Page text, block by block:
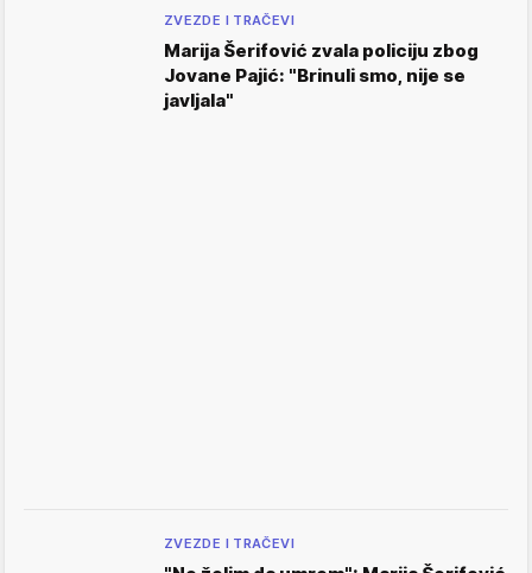
ZVEZDE I TRAČEVI
Marija Šerifović zvala policiju zbog
Jovane Pajić: "Brinuli smo, nije se
javljala"
ZVEZDE I TRAČEVI